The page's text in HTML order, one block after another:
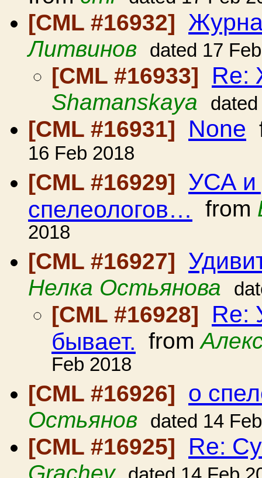
[CML #16932]
Литвинов dated 17
[CML #16933] Re:
Shamanskaya
[CML #16931] None
16 Feb 2018
[CML #16929] УСА и
спелеологов… from
2018
[CML #16927]
Нелка Остьянова
[CML #16928] Re:
бывает. from
Feb 2018
[CML #16926] о
Остьянов dated 14
[CML #16925] Re: